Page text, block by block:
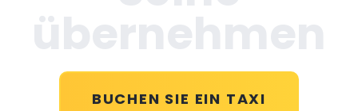
BUCHEN SIE EIN TAXI